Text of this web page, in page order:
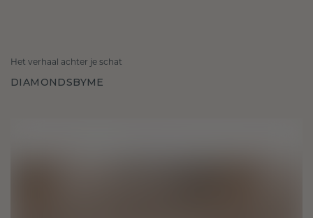
Het verhaal achter je schat
DIAMONDSBYME